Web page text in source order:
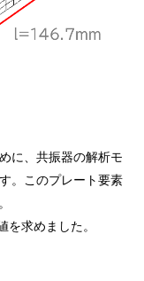
に、共振器の解析モ
。このプレート要素
求めました。